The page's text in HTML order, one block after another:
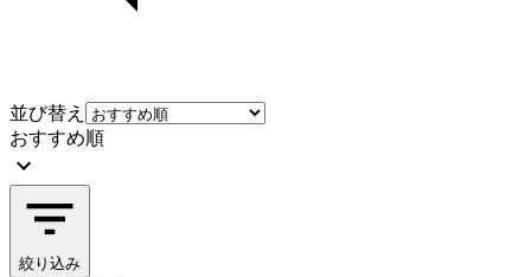
並び替え
おすすめ順
絞り込み